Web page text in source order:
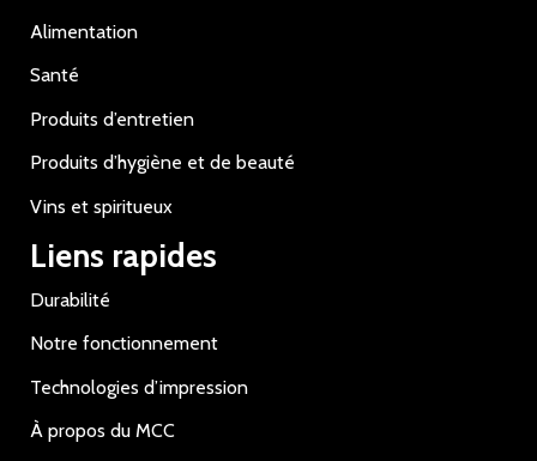
Alimentation
Santé
Produits d’entretien
Produits d’hygiène et de beauté
Vins et spiritueux
Liens rapides
Durabilité
Notre fonctionnement
Technologies d’impression
À propos du MCC